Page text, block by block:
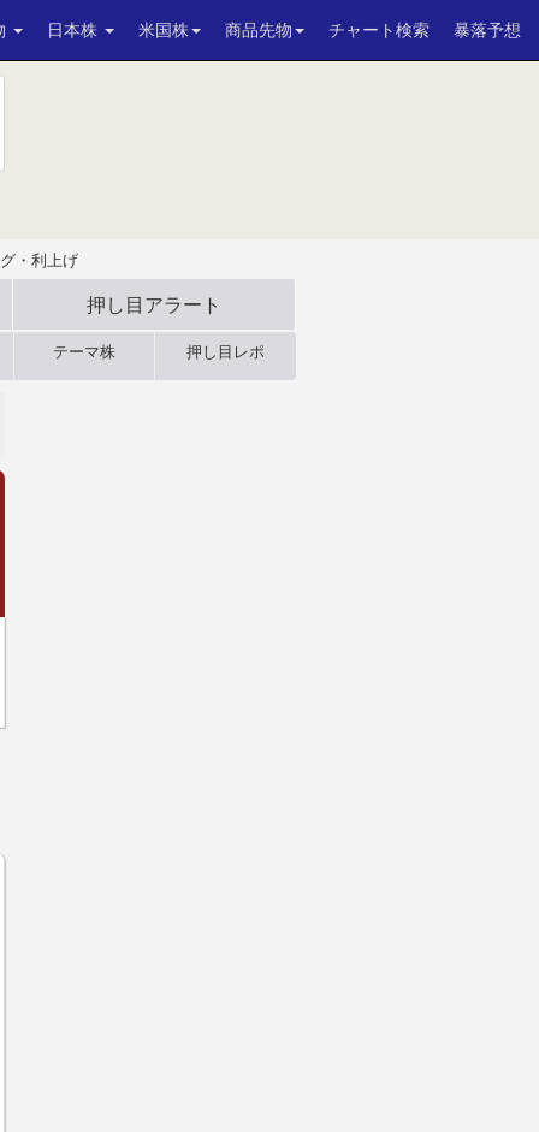
日本株 米国株 商品先物 チャート検索 暴落予想
・利上げ
押し目アラート
テーマ株 押し目レポ